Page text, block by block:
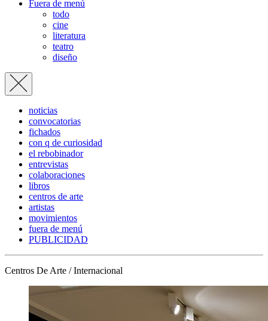
Fuera de menú
todo
cine
literatura
teatro
diseño
noticias
convocatorias
fichados
con q de curiosidad
el rebobinador
entrevistas
colaboraciones
libros
centros de arte
artistas
movimientos
fuera de menú
PUBLICIDAD
Centros De Arte / Internacional